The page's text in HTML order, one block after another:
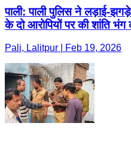
पाली: पाली पुलिस ने लड़ाई-
के दो आरोपियों पर की शांति भंग
Pali, Lalitpur | Feb 19, 2026